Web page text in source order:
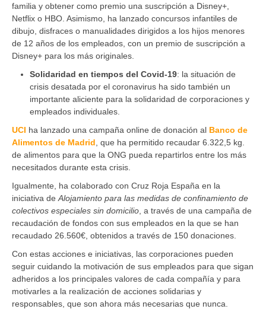
familia y obtener como premio una suscripción a Disney+,
Netflix o HBO. Asimismo, ha lanzado concursos infantiles de
dibujo, disfraces o manualidades dirigidos a los hijos menores
de 12 años de los empleados, con un premio de suscripción a
Disney+ para los más originales.
Solidaridad en tiempos del Covid-19: la situación de
crisis desatada por el coronavirus ha sido también un
importante aliciente para la solidaridad de corporaciones y
empleados individuales.
UCI ha lanzado una campaña online de donación al Banco de
Alimentos de Madrid , que ha permitido recaudar 6.322,5 kg.
de alimentos para que la ONG pueda repartirlos entre los más
necesitados durante esta crisis.
Igualmente, ha colaborado con Cruz Roja España en la
iniciativa de Alojamiento para las medidas de confinamiento de
colectivos especiales sin domicilio , a través de una campaña de
recaudación de fondos con sus empleados en la que se han
recaudado 26.560€, obtenidos a través de 150 donaciones.
Con estas acciones e iniciativas, las corporaciones pueden
seguir cuidando la motivación de sus empleados para que sigan
adheridos a los principales valores de cada compañía y para
motivarles a la realización de acciones solidarias y
responsables, que son ahora más necesarias que nunca.